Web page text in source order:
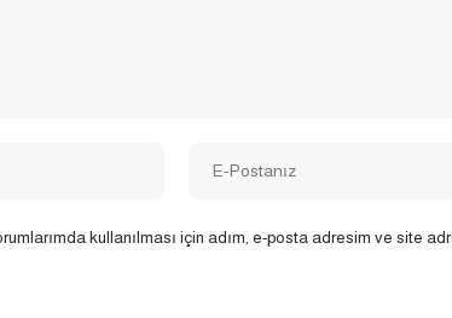
kullanılması için adım, e-posta adresim ve site